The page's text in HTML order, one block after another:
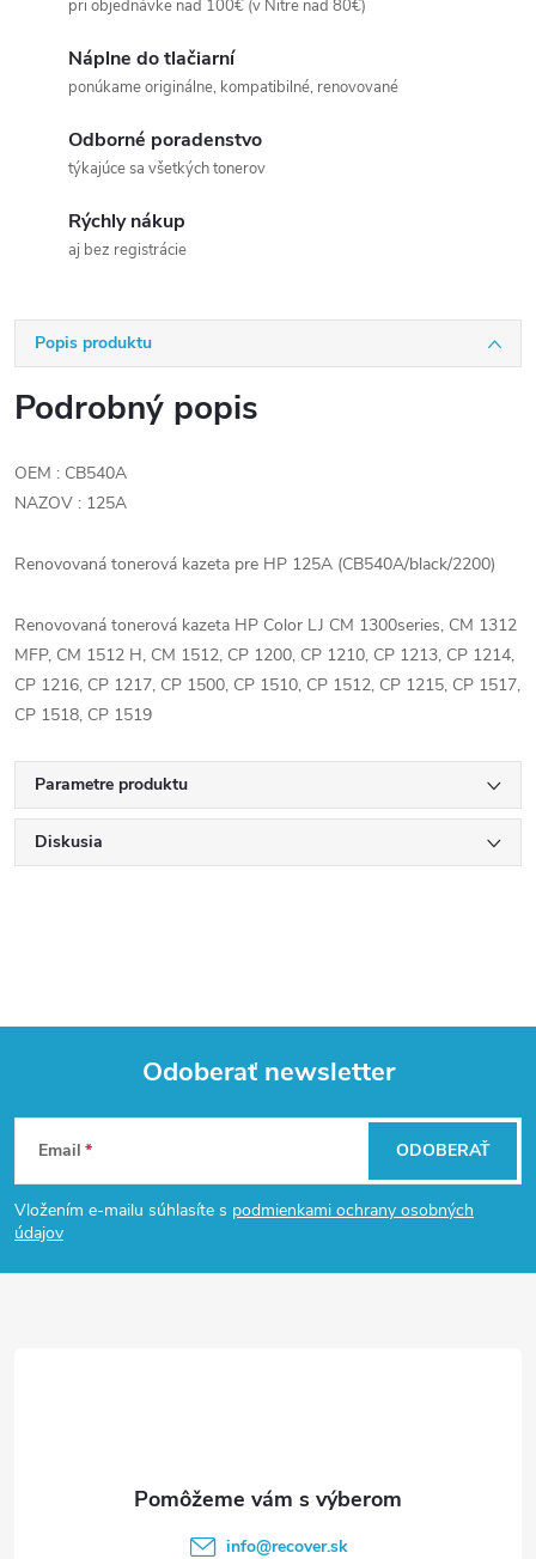
pri objednávke nad 100€ (v Nitre nad 80€)
Náplne do tlačiarní
ponúkame originálne, kompatibilné, renovované
Odborné poradenstvo
týkajúce sa všetkých tonerov
Rýchly nákup
aj bez registrácie
Popis produktu
Podrobný popis
OEM : CB540A
NAZOV : 125A
Renovovaná tonerová kazeta pre HP 125A (CB540A/black/2200)
Renovovaná tonerová kazeta HP Color LJ CM 1300series, CM 1312
MFP, CM 1512 H, CM 1512, CP 1200, CP 1210, CP 1213, CP 1214,
CP 1216, CP 1217, CP 1500, CP 1510, CP 1512, CP 1215, CP 1517,
CP 1518, CP 1519
Parametre produktu
Diskusia
Z
á
p
Odoberať newsletter
Email
Vložením e-mailu súhlasíte s podmienkami ochrany osobných
údajov
ODOBERAŤ
info@recover.sk